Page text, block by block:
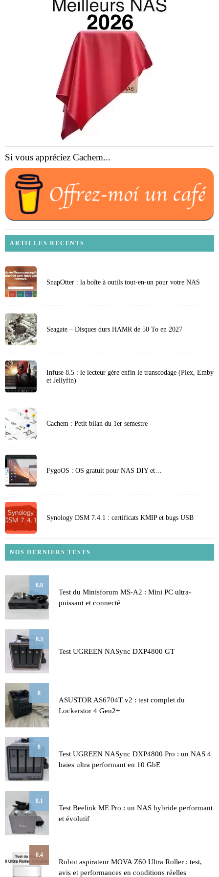
Si vous appréciez Cachem...
ARTICLES RECENTS
SnapOtter : la boîte à outils tout-en-un pour votre NAS
Seagate – Disques durs HAMR de 50 To en 2027
Infuse 8.5 : le lecteur gère enfin le transcodage (Plex, Emby
et Jellyfin)
Cachem : Petit bilan du 1er semestre
FygoOS : OS gratuit pour NAS DIY et…
Synology DSM 7.4.1 : certificats KMIP et bugs USB
NOS DERNIERS TESTS
8.8
Test du Minisforum MS-A2 : Mini PC ultra-
puissant et connecté
8.3
Test UGREEN NASync DXP4800 GT
8
ASUSTOR AS6704T v2 : test complet du
Lockerstor 4 Gen2+
8
Test UGREEN NASync DXP4800 Pro : un NAS 4
baies ultra performant en 10 GbE
8.1
Test Beelink ME Pro : un NAS hybride performant
et évolutif
8.4
Robot aspirateur MOVA Z60 Ultra Roller : test,
avis et performances en conditions réelles